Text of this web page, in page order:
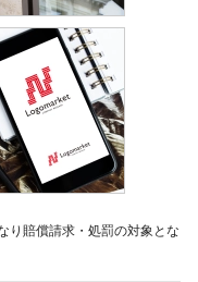
り賠償請求・処罰の対象とな